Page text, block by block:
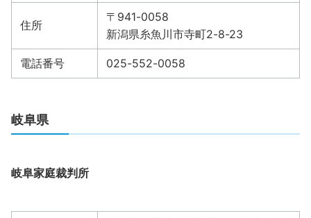
住所
〒941-0058
新潟県糸魚川市寺町2-8-23
電話番号 025-552-0058
岐阜県
岐阜家庭裁判所